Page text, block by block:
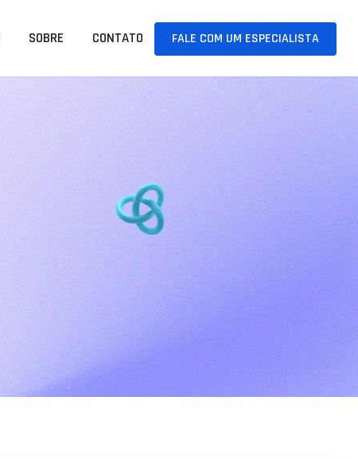
SOBRE CONTATO FALE COM UM ESPECIALISTA